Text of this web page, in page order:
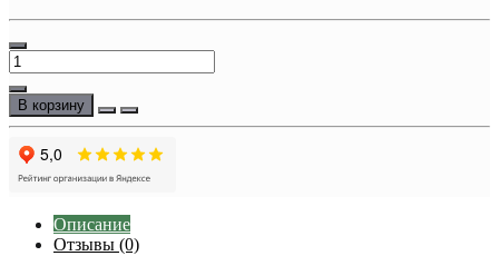
В корзину
Описание
Отзывы (0)